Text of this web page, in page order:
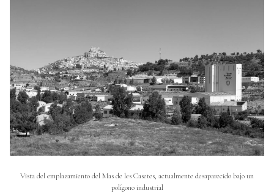
Vista del emplazamiento del Mas de les Casetes, actualmente desaparecido bajo un
polígono industrial